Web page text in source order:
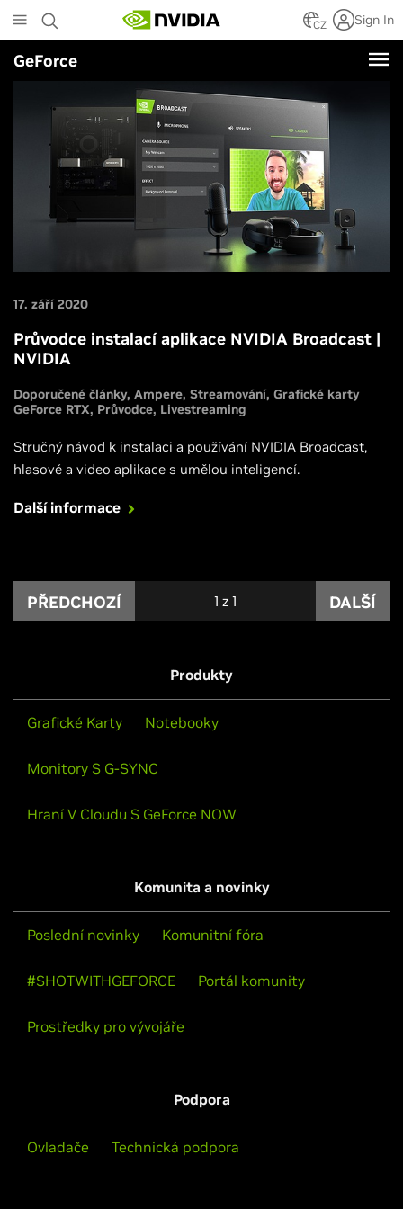
to
main
content
CZ Sign In
GeForce
17. září 2020
Průvodce instalací aplikace NVIDIA Broadcast |
NVIDIA
Doporučené články Ampere Streamování Grafické karty
GeForce RTX Průvodce Livestreaming
Stručný návod k instalaci a používání NVIDIA Broadcast,
hlasové a video aplikace s umělou inteligencí.
Další informace
PŘEDCHOZÍ 1 z 1 DALŠÍ
Produkty
Grafické Karty Notebooky
Monitory S G-SYNC
Hraní V Cloudu S GeForce NOW
Komunita a novinky
Poslední novinky Komunitní fóra
#SHOTWITHGEFORCE Portál komunity
Prostředky pro vývojáře
Podpora
Ovladače Technická podpora